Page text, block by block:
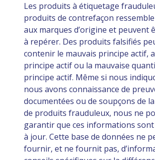
Les produits à étiquetage
produits de contrefaçon
aux marques d’origine et peuvent
à repérer. Des produits falsifiés
contenir le mauvais principe actif,
principe actif ou la mauvaise
principe actif. Même si nous
nous avons connaissance de
documentées ou de soupçons de
de produits frauduleux, nous ne
garantir que ces informations sont
à jour. Cette base de données ne
fournir, et ne fournit pas,